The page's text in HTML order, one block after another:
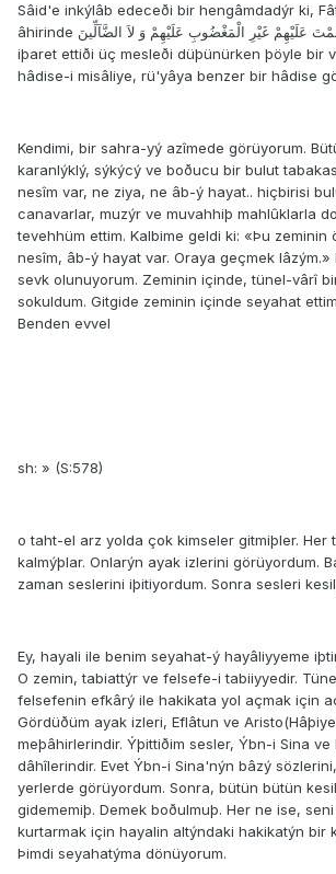
Sâid'e inkýlâb edeceði bir hengâmdadýr ki,
âhirinde صِرَاطَ الَّذِينَ اَنْعَمْتَ عَلَيْهِمْ غَيْرِ الْمَغْضُوبِ عَلَيْهِمْ وَ لاَ الضَّآلِّينَ ile
iþaret ettiði üç mesleði düþünürken þöyle bir
hâdise-i misâliye, rü'yâya benzer bir hâdise
Kendimi, bir sahra-yý azîmede görüyorum.
karanlýklý, sýkýcý ve boðucu bir bulut
nesîm var, ne ziya, ne âb-ý hayat.. hiçbirisi
canavarlar, muzýr ve muvahhiþ mahlûklarla
tevehhüm ettim. Kalbime geldi ki: «Þu zeminin
nesîm, âb-ý hayat var. Oraya geçmek lâzým.»
sevk olunuyorum. Zeminin içinde, tünel-vârî
sokuldum. Gitgide zeminin içinde seyahat
Benden evvel
sh: » (S:578)
o taht-el arz yolda çok kimseler gitmiþler. Her
kalmýþlar. Onlarýn ayak izlerini görüyordum.
zaman seslerini iþitiyordum. Sonra sesleri
Ey, hayali ile benim seyahat-ý hayâliyyeme
O zemin, tabiattýr ve felsefe-i tabiiyyedir.
felsefenin efkârý ile hakikata yol açmak için
Gördüðüm ayak izleri, Eflâtun ve
meþâhirlerindir. Ýþittiðim sesler, Ýbn-i Sina ve
dâhîlerindir. Evet Ýbn-i Sina'nýn bâzý
yerlerde görüyordum. Sonra, bütün bütün
gidememiþ. Demek boðulmuþ. Her ne ise,
kurtarmak için hayalin altýndaki hakikatýn bir
Þimdi seyahatýma dönüyorum.